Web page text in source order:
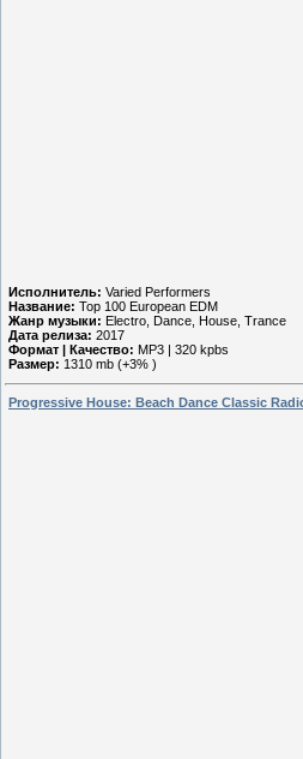
Исполнитель: Varied Performers
Название: Top 100 European EDM
Жанр музыки: Electro, Dance, House, Trance
Дата релиза: 2017
Формат | Качество: MP3 | 320 kpbs
Размер: 1310 mb (+3% )
Progressive House: Beach Dance Classic